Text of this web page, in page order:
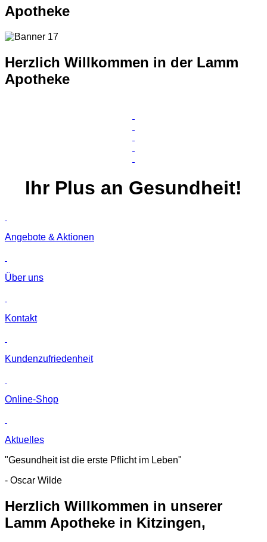
Apotheke
Herzlich Willkommen in der Lamm
Apotheke
Ihr Plus an Gesundheit!
Angebote & Aktionen
Über uns
Kontakt
Kunden­zufriedenheit
Online-Shop
Aktuelles
"Gesundheit ist die erste Pflicht im Leben"
- Oscar Wilde
Herzlich Willkommen in unserer
Lamm Apotheke in Kitzingen,